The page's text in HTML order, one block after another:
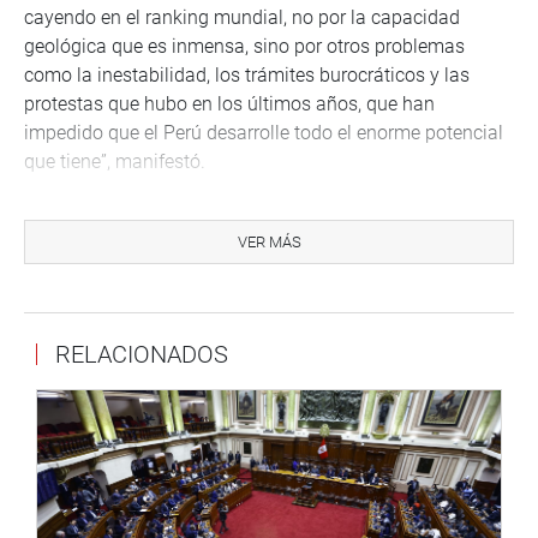
cayendo en el ranking mundial, no por la capacidad
geológica que es inmensa, sino por otros problemas
como la inestabilidad, los trámites burocráticos y las
protestas que hubo en los últimos años, que han
impedido que el Perú desarrolle todo el enorme potencial
que tiene”, manifestó.
internacional representa una oportunidad estratégica
para el país, especialmente por la creciente demanda de
“Estamos entrando a una nueva etapa en que los
minerales, en particular el cobre, se han convertido ya en
minerales estratégicos. Ya no van a haber fluctuaciones
como las que había antes, sino que vamos a tener una
enorme posibilidad de desarrollo si trabajamos
adecuadamente con estabilidad política y con sensatez
para desarrollar los proyectos mineros legales”, afirmó.
VER MÁS
RELACIONADOS